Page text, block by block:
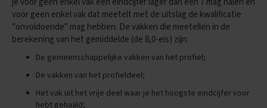
t
s
E
x
a
m
n
t
voor geen enkel vak dat meetelt met de uitslag de kwalificatie
"onvoldoende" mag hebben. De vakken die meetellen in de
berekening van het gemiddelde (de 8,0-eis) zijn:
De gemeenschappelijke vakken van het profiel;
De vakken van het profieldeel;
Het vak uit het vrije deel waar je het hoogste eindcijfer voor
hebt gehaald;